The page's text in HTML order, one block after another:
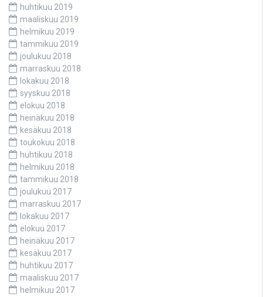
huhtikuu 2019
maaliskuu 2019
helmikuu 2019
tammikuu 2019
joulukuu 2018
marraskuu 2018
lokakuu 2018
syyskuu 2018
elokuu 2018
heinäkuu 2018
kesäkuu 2018
toukokuu 2018
huhtikuu 2018
helmikuu 2018
tammikuu 2018
joulukuu 2017
marraskuu 2017
lokakuu 2017
elokuu 2017
heinäkuu 2017
kesäkuu 2017
huhtikuu 2017
maaliskuu 2017
helmikuu 2017